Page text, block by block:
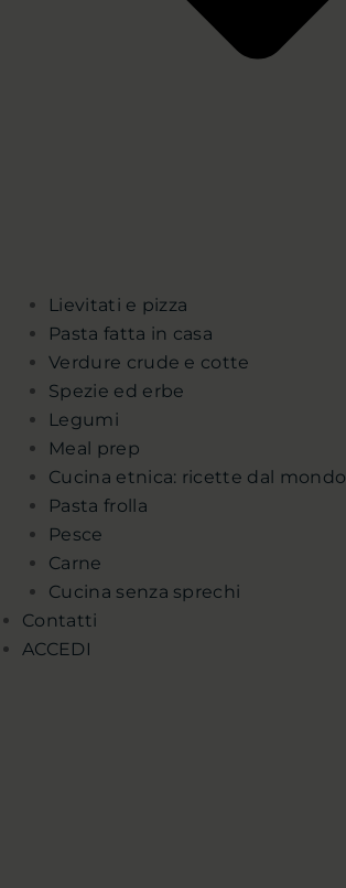
Lievitati e pizza
Pasta fatta in casa
Verdure crude e cotte
Spezie ed erbe
Legumi
Meal prep
Cucina etnica: ricette dal mondo
Pasta frolla
Pesce
Carne
Cucina senza sprechi
Contatti
ACCEDI